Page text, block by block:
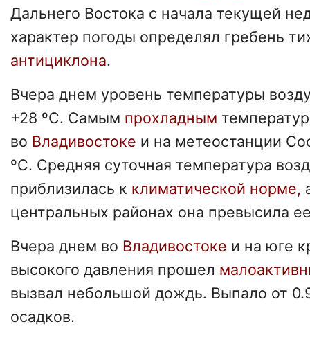
Дальнего Востока с начала текущей
характер погоды определял гребень
антициклона.
Вчера днем уровень температуры
+28 ºC. Самым прохладным
во Владивостоке и на метеостанции
ºC. Средняя суточная температура
приблизилась к климатической норме,
центральных районах она превысила
Вчера днем во Владивостоке и на юге
высокого давления прошел
вызвал небольшой дождь. Выпало от
осадков.